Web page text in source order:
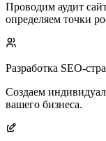
Проводим аудит
определяем точки
Разработка SEO-
Создаем
вашего бизнеса.